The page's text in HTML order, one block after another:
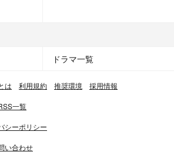
ドラマ一覧
は 利用規約 推奨環境 採用情報
一覧
シーポリシー
い合わせ